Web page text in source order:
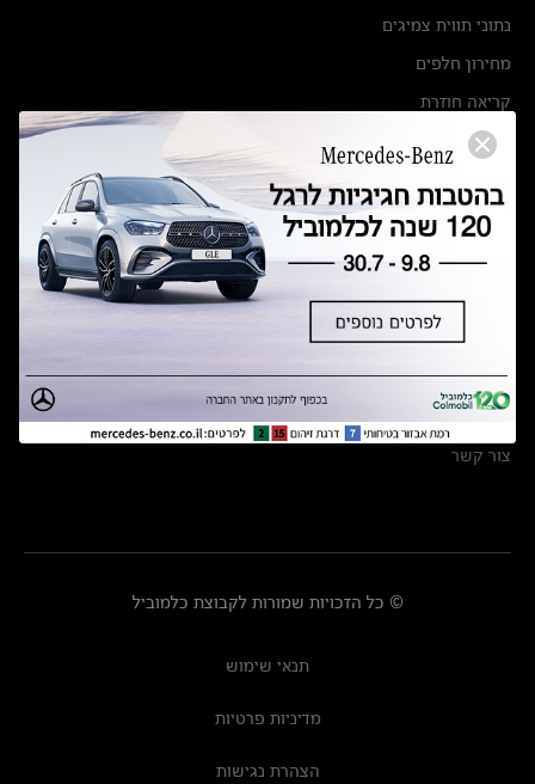
נתוני תווית צמיגים
מחירון חלפים
קריאה חוזרת
הודעה על הטבות לרכבי מרצדס בהסדר פשרה בתצ 56447-02-19
תקנון ימי מכירות 120 לכלמוביל
מצאו אותנו
אולמות תצוגה
מרכזי שירות
צור קשר
© כל הזכויות שמורות לקבוצת כלמוביל
תנאי שימוש
מדיניות פרטיות
הצהרת נגישות